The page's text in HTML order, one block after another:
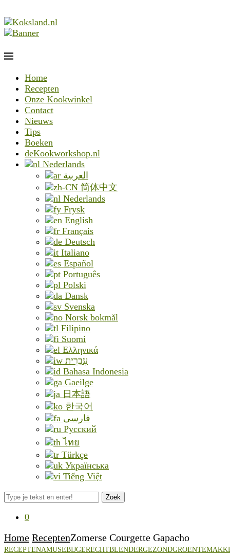
Home
Recepten
Onze Kookwinkel
Contact
Nieuws
Tips
Boeken
deKookworkshop.nl
Nederlands
العربية
简体中文
Nederlands
Frysk
English
Français
Deutsch
Italiano
Español
Português
Polski
Dansk
Svenska
Norsk bokmål
Filipino
Suomi
Ελληνικά
עִבְרִית
Bahasa Indonesia
Gaeilge
日本語
한국어
فارسی
Русский
ไทย
Türkçe
Українська
Tiếng Việt
Zoek
0
Home ReceptenZomerse Courgette Gapacho
RECEPTENAMUSEBIJGERECHTBLENDERGEZONDGROENTE